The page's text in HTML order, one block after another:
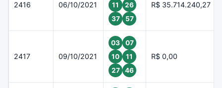
2416 06/10/2021
11
26
37
57
R$ 35.714.240,27
2417 09/10/2021
03
07
10
11
27
46
R$ 0,00